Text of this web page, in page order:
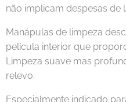
não implicam despesas de
Manápulas de limpeza
película interior que
Limpeza suave mas
relevo.
Especialmente indicado